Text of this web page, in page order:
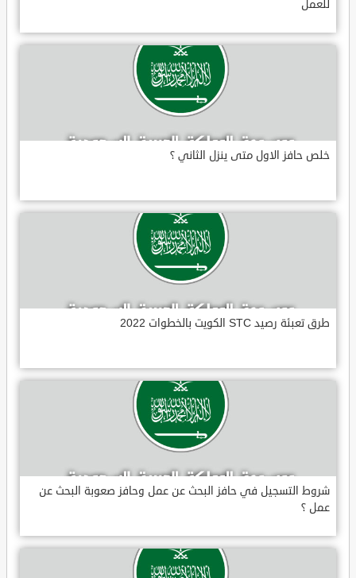
للعمل
خلص حافز الاول متى ينزل الثاني ؟
طرق تعبئة رصيد STC الكويت بالخطوات 2022
شروط التسجيل في حافز البحث عن عمل وحافز صعوبة البحث عن
عمل ؟